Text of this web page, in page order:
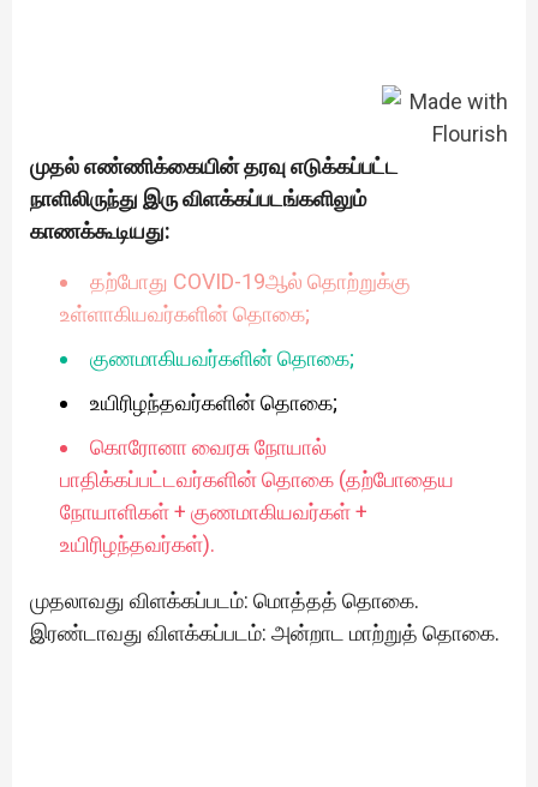
முதல் எண்ணிக்கையின் தரவு எடுக்கப்பட்ட
நாளிலிருந்து இரு விளக்கப்படங்களிலும்
காணக்கூடியது:
தற்போது COVID-19ஆல் தொற்றுக்கு
உள்ளாகியவர்களின் தொகை;
குணமாகியவர்களின் தொகை;
உயிரிழந்தவர்களின் தொகை;
கொரோனா வைரசு நோயால்
பாதிக்கப்பட்டவர்களின் தொகை (தற்போதைய
நோயாளிகள் + குணமாகியவர்கள் +
உயிரிழந்தவர்கள்).
முதலாவது விளக்கப்படம்: மொத்தத் தொகை.
இரண்டாவது விளக்கப்படம்: அன்றாட மாற்றுத் தொகை.